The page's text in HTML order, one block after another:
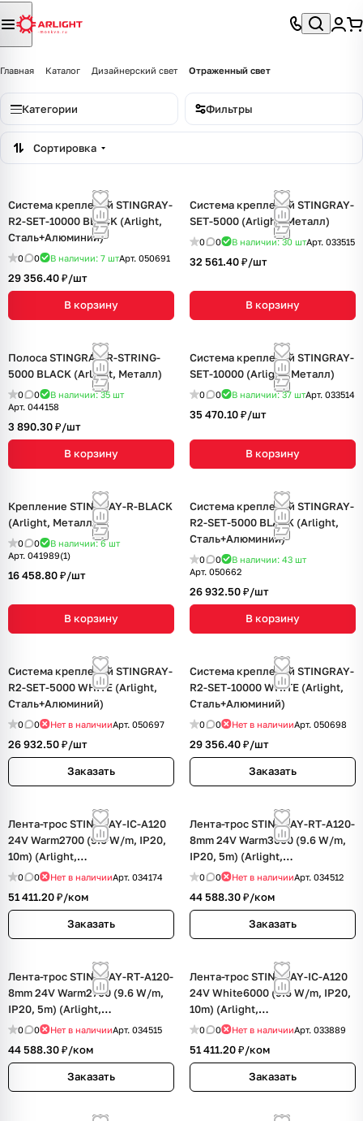
Главная Каталог Дизайнерский свет Отраженный свет
Категории Фильтры
Сортировка
Система креплений STINGRAY-
R2-SET-10000 BLACK (Arlight,
Сталь+Алюминий)
0 0 В наличии: 7 штАрт. 050691
29 356.40 ₽/шт
В корзину
Система креплений STINGRAY-
SET-5000 (Arlight, Металл)
0 0 В наличии: 30 штАрт. 033515
32 561.40 ₽/шт
В корзину
Полоса STINGRAY-R-STRING-
5000 BLACK (Arlight, Металл)
0 0 В наличии: 35 шт
Арт. 044158
3 890.30 ₽/шт
В корзину
Система креплений STINGRAY-
SET-10000 (Arlight, Металл)
0 0 В наличии: 37 штАрт. 033514
35 470.10 ₽/шт
В корзину
Крепление STINGRAY-R-BLACK
(Arlight, Металл)
0 0 В наличии: 6шт
Арт. 041989(1)
16 458.80 ₽/шт
В корзину
Система креплений STINGRAY-
R2-SET-5000 BLACK (Arlight,
Сталь+Алюминий)
0 0 В наличии: 43 шт
Арт. 050662
26 932.50 ₽/шт
В корзину
Система креплений STINGRAY-
R2-SET-5000 WHITE (Arlight,
Сталь+Алюминий)
0 0 Нет в наличииАрт. 050697
26 932.50 ₽/шт
Заказать
Система креплений STINGRAY-
R2-SET-10000 WHITE (Arlight,
Сталь+Алюминий)
0 0 Нет в наличииАрт. 050698
29 356.40 ₽/шт
Заказать
Лента-трос STINGRAY-IC-A120
24V Warm2700 (9.6 W/m, IP20,
10m) (Arlight,
Сталь+Алюминий)
0 0 Нет в наличииАрт. 034174
51 411.20 ₽/ком
Заказать
Лента-трос STINGRAY-RT-A120-
8mm 24V Warm3000 (9.6 W/m,
IP20, 5m) (Arlight,
Сталь+Алюминий)
0 0 Нет в наличииАрт. 034512
44 588.30 ₽/ком
Заказать
Лента-трос STINGRAY-RT-A120-
8mm 24V Warm2700 (9.6 W/m,
IP20, 5m) (Arlight,
Сталь+Алюминий)
0 0 Нет в наличииАрт. 034515
44 588.30 ₽/ком
Заказать
Лента-трос STINGRAY-IC-A120
24V White6000 (9.6 W/m, IP20,
10m) (Arlight,
Сталь+Алюминий)
0 0 Нет в наличииАрт. 033889
51 411.20 ₽/ком
Заказать